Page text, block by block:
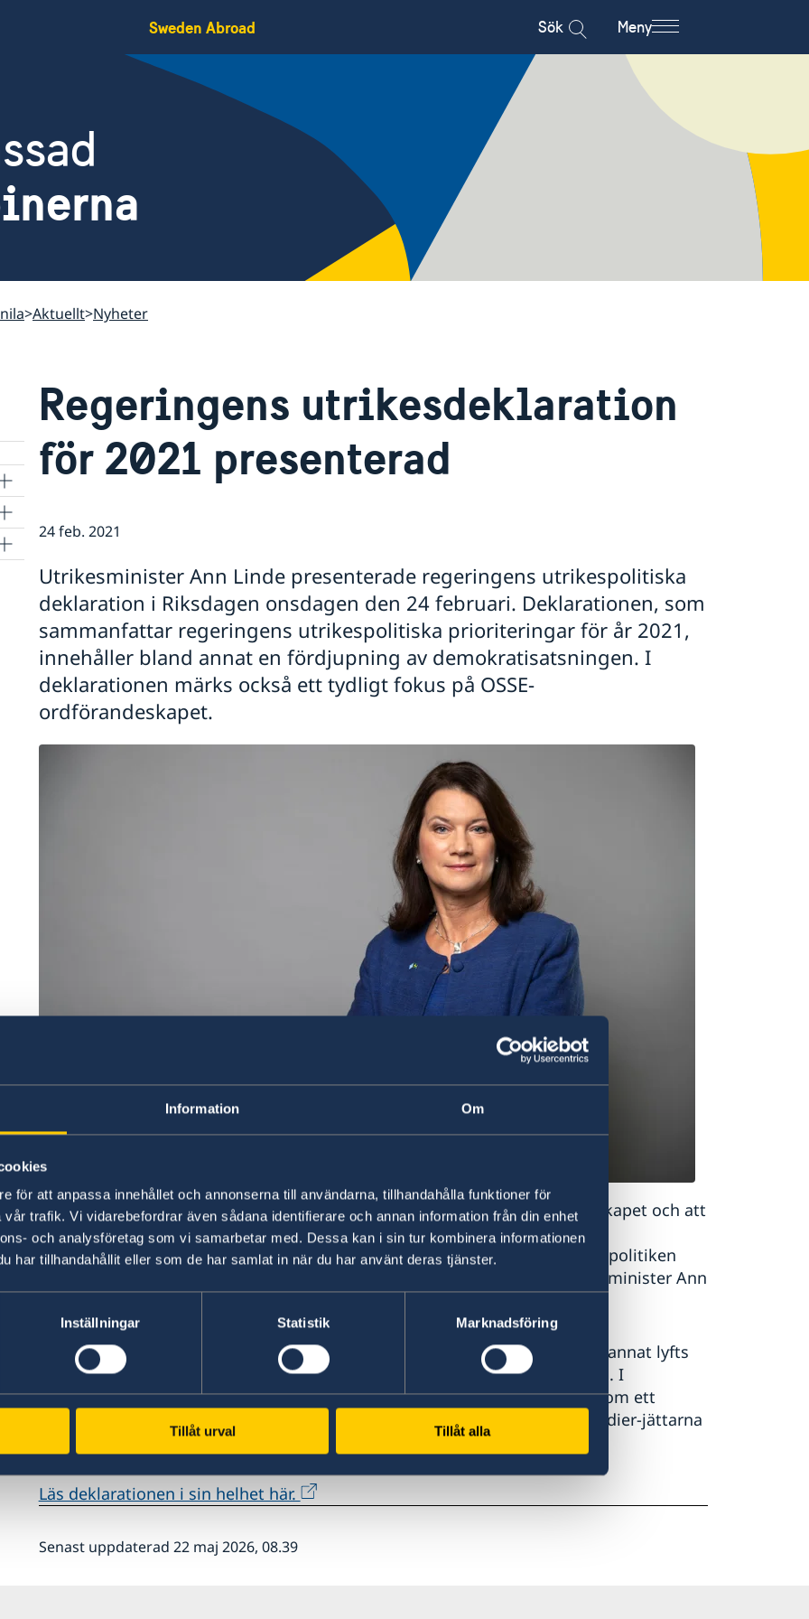
Information Om
för att anpassa innehållet och annonserna till användarna, tillhandahålla funktioner för
trafik. Vi vidarebefordrar även sådana identifierare och annan information från din enhet
och analysföretag som vi samarbetar med. Dessa kan i sin tur kombinera informationen
har tillhandahållit eller som de har samlat in när du har använt deras tjänster.
Inställningar Statistik Marknadsföring
Tillåt urval Tillåt alla
Sweden Abroad Sök Meny
Aktuellt Nyheter
Regeringens utrikesdeklaration
för 2021 presenterad
24 feb. 2021
Utrikesminister Ann Linde presenterade regeringens utrikespolitiska
deklaration i Riksdagen onsdagen den 24 februari. Deklarationen, som
sammanfattar regeringens utrikespolitiska prioriteringar för år 2021,
innehåller bland annat en fördjupning av demokratisatsningen. I
deklarationen märks också ett tydligt fokus på OSSE-
ordförandeskapet.
– I årets utrikesdeklaration ligger fokus på det svenska OSSE-ordförandeskapet och att
leverera på och utveckla de initiativ som redan lanserats. Vi fördjupar
demokratisatsningen samtidigt som arbetet med den feministiska utrikespolitiken
och kampen mot den organiserade brottsligheten fortsätter, säger utrikesminister Ann
Linde.
Årets utrikesdeklaration blir Ann Lindes andra som utrikesminister. Bland annat lyfts
möjligheterna och fokuset för Sveriges OSSE-ordförandeskap särskilt fram. I
deklarationen står även att regeringens demokratisatsning fördjupas genom ett
fackligt fokus och att regeringen kommer kalla till samtal med sociala medier-jättarna
om demokrati på nätet.
Läs deklarationen i sin helhet här.
Senast uppdaterad 22 maj 2026, 08.39